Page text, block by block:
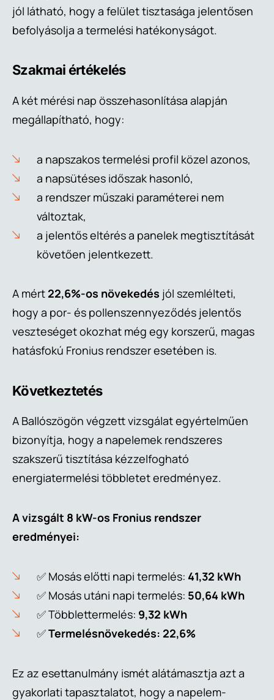
jól látható, hogy a felület tisztasága jelentősen
befolyásolja a termelési hatékonyságot.
Szakmai értékelés
A két mérési nap összehasonlítása alapján
megállapítható, hogy:
a napszakos termelési profil közel azonos,
a napsütéses időszak hasonló,
a rendszer műszaki paraméterei nem
változtak,
a jelentős eltérés a panelek megtisztítását
követően jelentkezett.
A mért 22,6%-os növekedés jól szemlélteti,
hogy a por- és pollenszennyeződés jelentős
veszteséget okozhat még egy korszerű, magas
hatásfokú Fronius rendszer esetében is.
Következtetés
A Ballószögön végzett vizsgálat egyértelműen
bizonyítja, hogy a napelemek rendszeres
szakszerű tisztítása kézzelfogható
energiatermelési többletet eredményez.
A vizsgált 8 kW-os Fronius rendszer
eredményei:
✅ Mosás előtti napi termelés: 41,32 kWh
✅ Mosás utáni napi termelés: 50,64 kWh
✅ Többlettermelés: 9,32 kWh
✅Termelésnövekedés: 22,6%
Ez az esettanulmány ismét alátámasztja azt a
gyakorlati tapasztalatot, hogy a napelem-